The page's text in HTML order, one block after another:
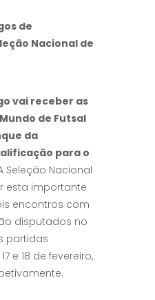
de
Nacional de
vai receber as
de Futsal
da
para o
Seleção Nacional
esta importante
encontros com
disputados no
partidas
e 18 de fevereiro,